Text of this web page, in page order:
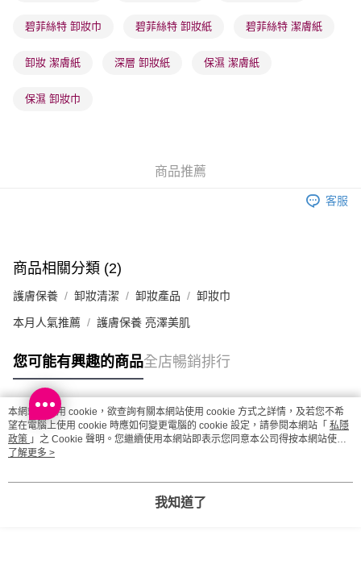
物流公司進行物流配送
取。逾期會取消訂單，並不會安排重寄
取。逾期會取消訂單，並不會安排重寄
碧菲絲特 卸妝巾 碧菲絲特 卸妝紙 碧菲絲特 潔膚紙
卸妝 潔膚紙 深層 卸妝紙 保濕 潔膚紙
保濕 卸妝巾
商品推薦
客服
商品相關分類 (2)
護膚保養 卸妝清潔 卸妝產品 卸妝巾
本月人氣推薦 護膚保養 亮澤美肌
您可能有興趣的商品全店暢銷排行
熱門標籤
熱銷排行
本網站中使用 cookie，欲查詢有關本網站使用 cookie 方式之詳情，及若您不希
望在電腦上使用 cookie 時應如何變更電腦的 cookie 設定，請參閱本網站「 私隱
政策 」之 Cookie 聲明。您繼續使用本網站即表示您同意本公司得按本網站使用
條款之 Cookie 聲明使用 cookie。
了解更多 >
我知道了